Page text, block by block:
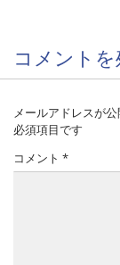
コメント
メールアドレスが公
必須項目です
コメント *